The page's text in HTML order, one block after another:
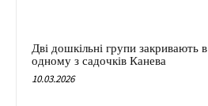
Дві дошкільні групи закривають в
одному з садочків Канева
10.03.2026